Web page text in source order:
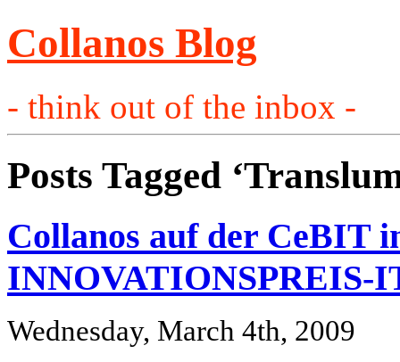
Collanos Blog
- think out of the inbox -
Posts Tagged
Collanos auf der CeBIT
INNOVATIONSPREIS-
Wednesday, March 4th, 2009